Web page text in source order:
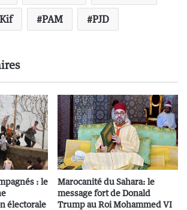
PAM PJD
: le
électorale
Marocanité du Sahara: le
message fort de Donald
Trump au Roi Mohammed VI